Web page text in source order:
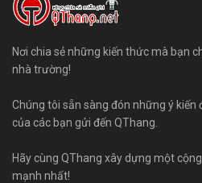
Nơi chia sẻ những kiến thức mà bạn
nhà trường!
Chúng tôi sẵn sàng đón những ý kiến
của các bạn gửi đến QThang.
Hãy cùng QThang xây dựng một
mạnh nhất!